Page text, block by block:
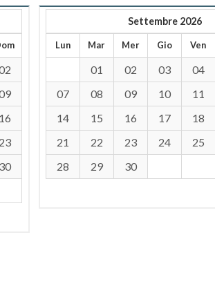
16
23
30
Settembre 2026
Lun Mar Mer Gio Ven
01 02 03 04
07
08 09 10 11
14
15 16 17 18
21
22 23 24 25
28
29 30